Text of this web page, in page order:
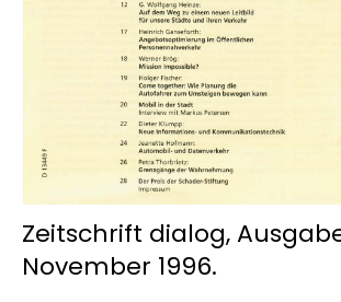
Zeitschrift dialog,
November 1996.